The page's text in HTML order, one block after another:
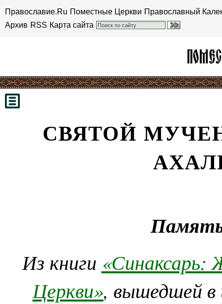
Православие.Ru Поместные Церкви Православный
Архив RSS Карта сайта
СВЯТОЙ
Из книги «Синаксарь:
Церкви», вышедшей в